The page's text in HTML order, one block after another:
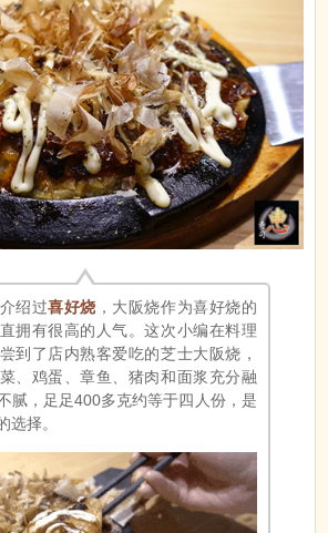
绍过喜好烧 ，大阪烧作为喜好烧的
拥有很高的人气。这次小编在料理
到了店内熟客爱吃的芝士大阪烧，
、鸡蛋、章鱼、猪肉和面浆充分融
腻，足足400多克约等于四人份，是
选择。